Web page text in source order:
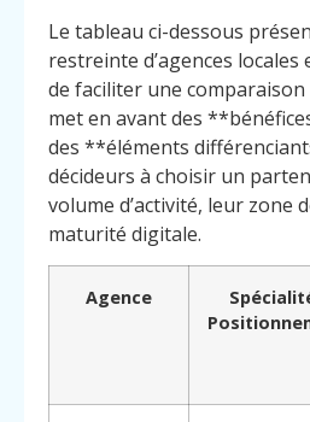
Le tableau ci-dessous
restreinte d’agences locales
de faciliter une comparaison
met en avant des
des **éléments
décideurs à choisir un
volume d’activité, leur zone
maturité digitale.
Agence